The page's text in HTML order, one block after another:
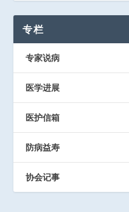
专栏
专家说病
医学进展
医护信箱
防病益寿
协会记事